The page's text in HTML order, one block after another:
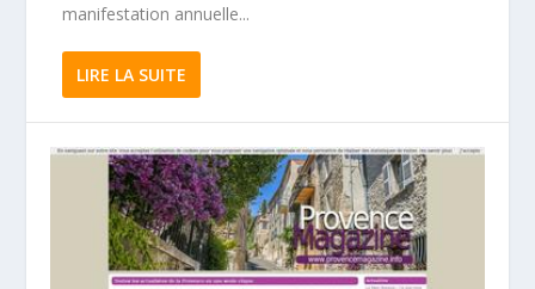
manifestation annuelle...
LIRE LA SUITE